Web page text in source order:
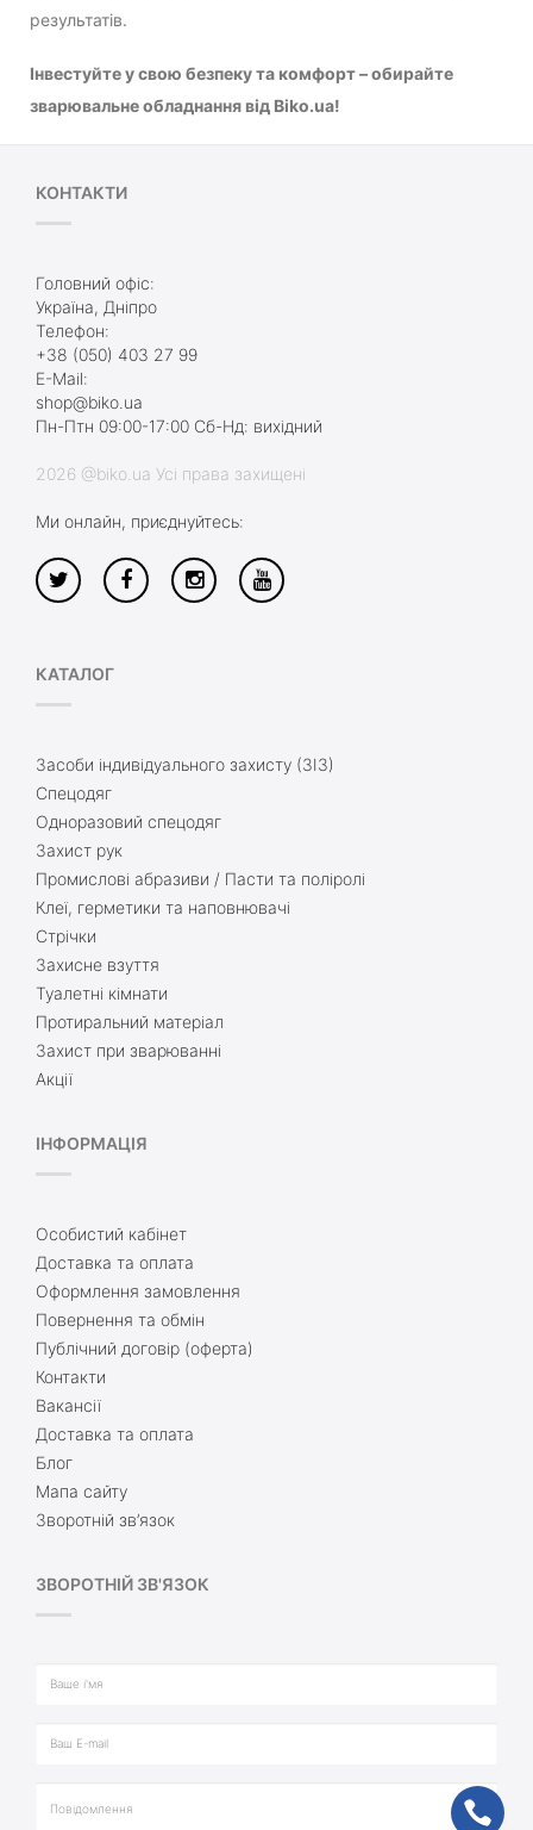
результатів.
Інвестуйте у свою безпеку та комфорт – обирайте
зварювальне обладнання від Biko.ua!
КОНТАКТИ
Головний офіс:
Україна, Дніпро
Телефон:
+38 (050) 403 27 99
E-Mail:
shop@biko.ua
Пн-Птн 09:00-17:00 Сб-Нд: вихідний
2026 @biko.ua Усі права захищені
Ми онлайн, приєднуйтесь:
КАТАЛОГ
Засоби індивідуального захисту (ЗІЗ)
Спецодяг
Одноразовий спецодяг
Захист рук
Промислові абразиви / Пасти та поліролі
Клеї, герметики та наповнювачі
Стрічки
Захисне взуття
Туалетні кімнати
Протиральний матеріал
Захист при зварюванні
Акції
ІНФОРМАЦІЯ
Особистий кабінет
Доставка та оплата
Оформлення замовлення
Повернення та обмін
Публічний договір (оферта)
Контакти
Вакансії
Доставка та оплата
Блог
Мапа сайту
Зворотній зв’язок
ЗВОРОТНІЙ ЗВ'ЯЗОК
ph